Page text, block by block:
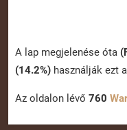
A lap megjelenése óta
(14.2%) használják ezt
Az oldalon lévő 760